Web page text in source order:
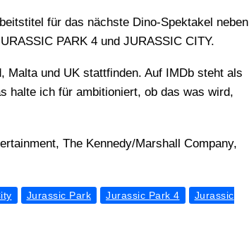
für das nächs­te Dino-Spek­ta­kel neben
PARK 4 und JURASSIC CITY.
Mal­ta und UK statt­fin­den. Auf IMDb steht als
hal­te ich für ambi­tio­niert, ob das was wird,
The Kennedy/​Marshall Com­pa­ny,
Jurassic Park Jurassic Park 4
Jurassic